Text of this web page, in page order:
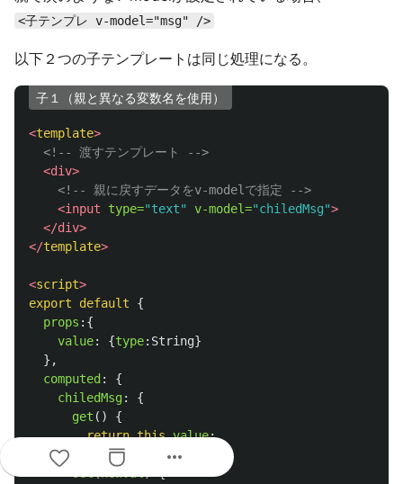
<子テンプレ v-model="msg" />
以下２つの子テンプレートは同じ処理になる。
子１（親と異なる変数名を使用）
<template>
<!-- 渡すテンプレート -->
<div>
<!-- 親に戻すデータをv-modelで指定 -->
<input
type="text" v-model="chiledMsg">
</div>
</template>
<script>
export
default
{
props :{
value: {type: String}
},
computed :
{
chiledMsg:
{
get ()
{
return this.value;
more_horiz